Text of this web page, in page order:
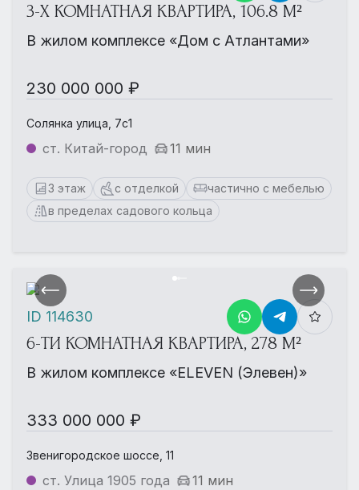
3-Х КОМНАТНАЯ КВАРТИРА, 106.8 М²
В жилом комплексе «Дом с Атлантами»
230 000 000 ₽
Солянка улица, 7с1
ст. Китай-город 11 мин
3 этаж с отделкой
частично с мебелью
в пределах садового кольца
6-ТИ КОМНАТНАЯ КВАРТИРА, 278 М²
В жилом комплексе «ELEVEN (Элевен)»
333 000 000 ₽
Звенигородское шоссе, 11
ст. Улица 1905 года 11 мин
ID 114630